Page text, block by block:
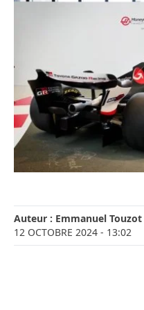
Auteur : Emmanuel Touzot
12 OCTOBRE 2024 - 13:02